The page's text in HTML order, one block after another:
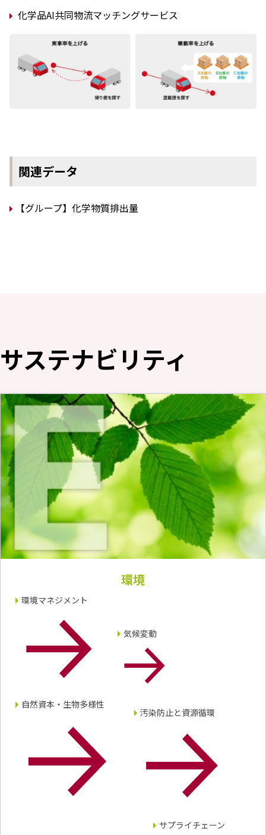
化学品AI共同物流マッチングサービス
関連データ
【グループ】化学物質排出量
サステナビリティ
環境
環境マネジメント
気候変動
自然資本・生物多様性
汚染防止と資源循環
サプライチェーン